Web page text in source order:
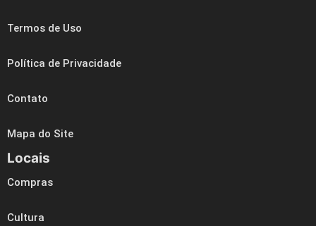
Termos de Uso
Política de Privacidade
Contato
Mapa do Site
Locais
Compras
Cultura